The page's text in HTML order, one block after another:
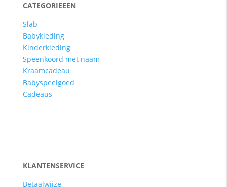
CATEGORIEEEN
Slab
Babykleding
Kinderkleding
Speenkoord met naam
Kraamcadeau
Babyspeelgoed
Cadeaus
KLANTENSERVICE
Betaalwijze